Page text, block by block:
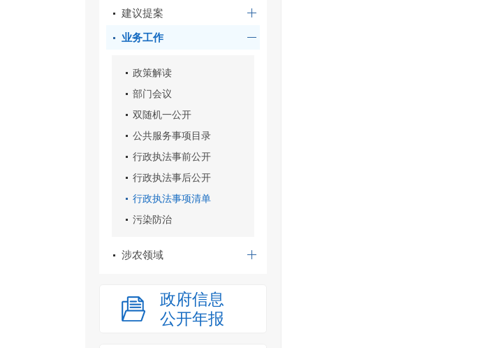
建议提案
业务工作
政策解读
部门会议
双随机一公开
公共服务事项目录
行政执法事前公开
行政执法事后公开
行政执法事项清单
污染防治
涉农领域
政府信息
公开年报